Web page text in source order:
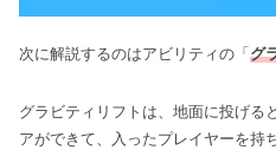
次に解説するのはアビリティの「グ
グラビティリフトは、地面に投げる
アができて、入ったプレイヤーを持